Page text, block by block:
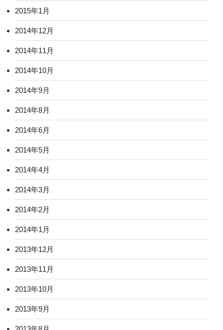
2015年1月
2014年12月
2014年11月
2014年10月
2014年9月
2014年8月
2014年6月
2014年5月
2014年4月
2014年3月
2014年2月
2014年1月
2013年12月
2013年11月
2013年10月
2013年9月